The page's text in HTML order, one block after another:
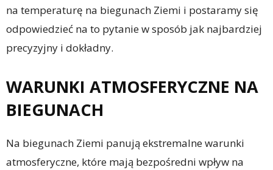
na temperaturę na biegunach Ziemi i postaramy się
odpowiedzieć na to pytanie w sposób jak najbardziej
precyzyjny i dokładny.
WARUNKI ATMOSFERYCZNE NA
BIEGUNACH
Na biegunach Ziemi panują ekstremalne warunki
atmosferyczne, które mają bezpośredni wpływ na